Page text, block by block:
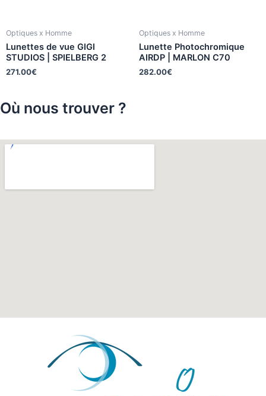
Optiques x Homme
Lunettes de vue GIGI
STUDIOS | SPIELBERG 2
271.00€
Optiques x Homme
Lunette Photochromique
AIRDP | MARLON C70
282.00€
Où nous trouver ?